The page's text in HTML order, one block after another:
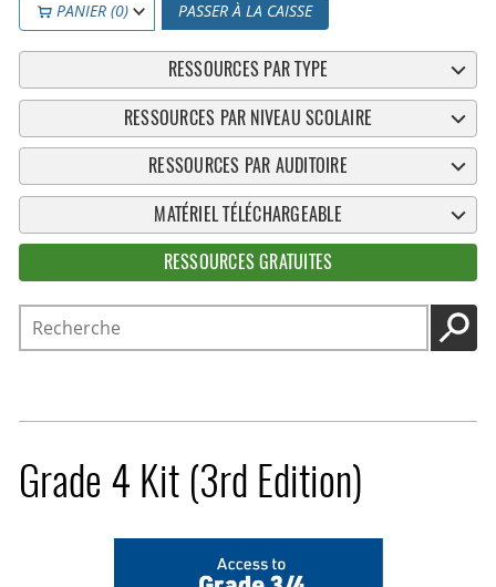
PANIER (0) PASSER À LA CAISSE
RESSOURCES PAR TYPE
RESSOURCES PAR NIVEAU SCOLAIRE
RESSOURCES PAR AUDITOIRE
MATÉRIEL TÉLÉCHARGEABLE
RESSOURCES GRATUITES
Recherche
Grade 4 Kit (3rd Edition)